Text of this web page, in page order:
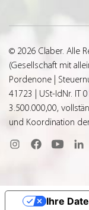
© 2026 Claber. Alle
(Gesellschaft mit
Pordenone |
41723 | USt-IdNr. IT
3.500.000,00,
und Koordination
Ihre